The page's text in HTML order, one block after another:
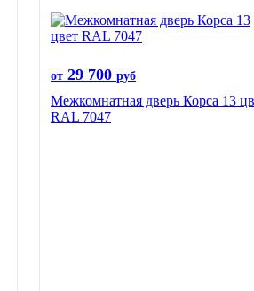
от 29 700 руб
Межкомнатная дверь Корса 13
RAL 7047